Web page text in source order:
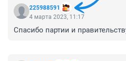
225988591
4 марта 2023, 11:17
Спасибо партии и